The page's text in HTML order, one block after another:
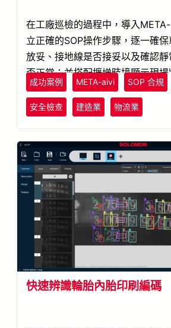
在工廠巡檢的過程中，導入
立正確的SOP操作步驟，逐一確保
放妥、接地線是否接妥以及確認
否正常；並搭配擴增時境顯示現
顯示AI偵測結果，立即回傳辨識結
若有異常則立即發出警示，指引
驟並驗證流程的正確性，確保場域
成功案例 META-aivi SOP 合規
安全檢查 建造業 物流業
快速辨識輪胎內胎印刷編碼